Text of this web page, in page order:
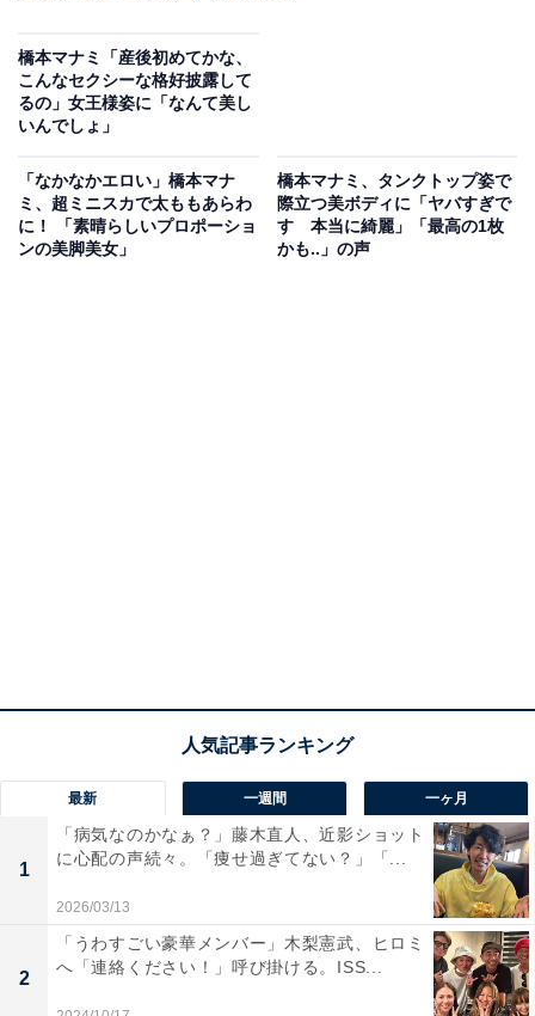
橋本マナミ「産後初めてかな、
こんなセクシーな格好披露して
るの」女王様姿に「なんて美し
いんでしょ」
「なかなかエロい」橋本マナ
ミ、超ミニスカで太ももあらわ
に！ 「素晴らしいプロポーショ
ンの美脚美女」
橋本マナミ、タンクトップ姿で
際立つ美ボディに「ヤバすぎで
す 本当に綺麗」「最高の1枚
かも..」の声
最新 一週間 一ヶ月
1
「病気なのかなぁ？」藤木直人、近影ショット
に心配の声続々。「痩せ過ぎてない？」「...
2026/03/13
2
「うわすごい豪華メンバー」木梨憲武、ヒロミ
へ「連絡ください！」呼び掛ける。ISS...